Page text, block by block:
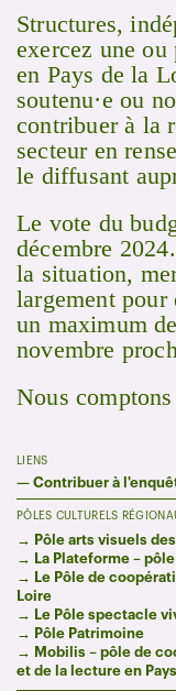
Structures,
exercez une
en Pays de la
soutenu·e ou
contribuer à la
secteur en
le diffusant
Le vote du
décembre
la situation,
largement
un maximum
novembre
Nous
LIENS
— Contribuer à
PÔLES CULTURELS
→ Pôle arts visuels
→
La Plateforme –
→
Le Pôle de
Loire
→
Le Pôle spectacle
→
Pôle Patrimoine
→ Mobilis – pôle de
et de la lecture en